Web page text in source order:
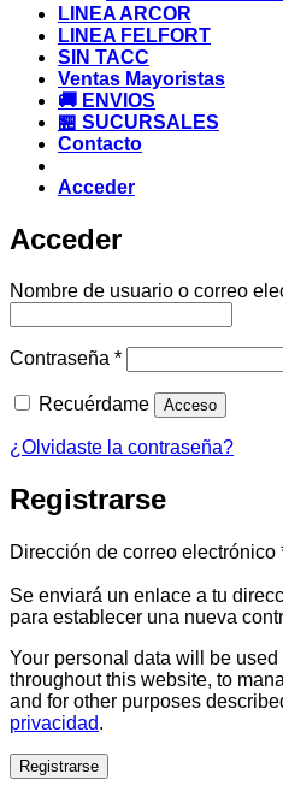
LINEA ARCOR
LINEA FELFORT
SIN TACC
Ventas Mayoristas
🚚 ENVIOS
🏪 SUCURSALES
Contacto
Acceder
Acceder
Nombre de usuario o correo
Contraseña *Obligatorio
Recuérdame Acceso
¿Olvidaste la contraseña?
Registrarse
Dirección de correo electrónico
Se enviará un enlace a tu
para establecer una nueva
Your personal data will be
throughout this website, to
and for other purposes
privacidad.
Registrarse